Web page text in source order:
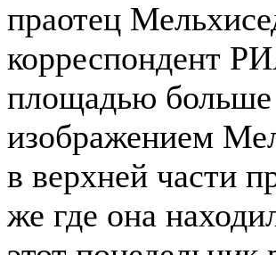
праотец
корреспондент
площадью больше
изображением
в верхней части
же где она